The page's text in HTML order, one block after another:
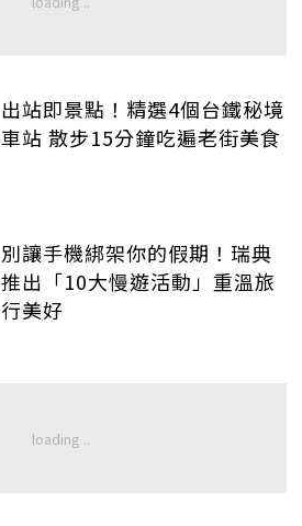
出站即景點！精選4個台鐵秘境
車站 散步15分鐘吃遍老街美食
別讓手機綁架你的假期！瑞典
推出「10大慢遊活動」重溫旅
行美好